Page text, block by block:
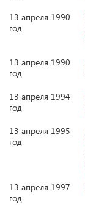
13 апреля 1990
год
13 апреля 1990
год
13 апреля 1994
год
13 апреля 1995
год
13 апреля 1997
год